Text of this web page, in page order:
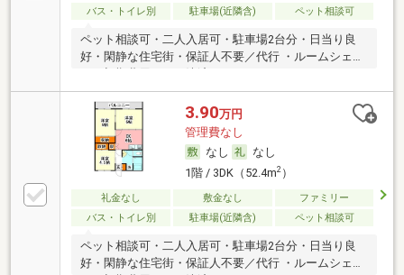
バス・トイレ別
駐車場(近隣含) ペット相談可
ペット相談可・二人入居可・駐車場2台分・日当り良
好・閑静な住宅街・保証人不要／代行 ・ルームシェア
可・初期費用カード決済可
3.90万円
管理費なし
なし
なし
1階 / 3DK（52.4m2）
礼金なし 敷金なし
ファミリー
バス・トイレ別
駐車場(近隣含) ペット相談可
ペット相談可・二人入居可・駐車場2台分・日当り良
好・閑静な住宅街・保証人不要／代行 ・ルームシェア